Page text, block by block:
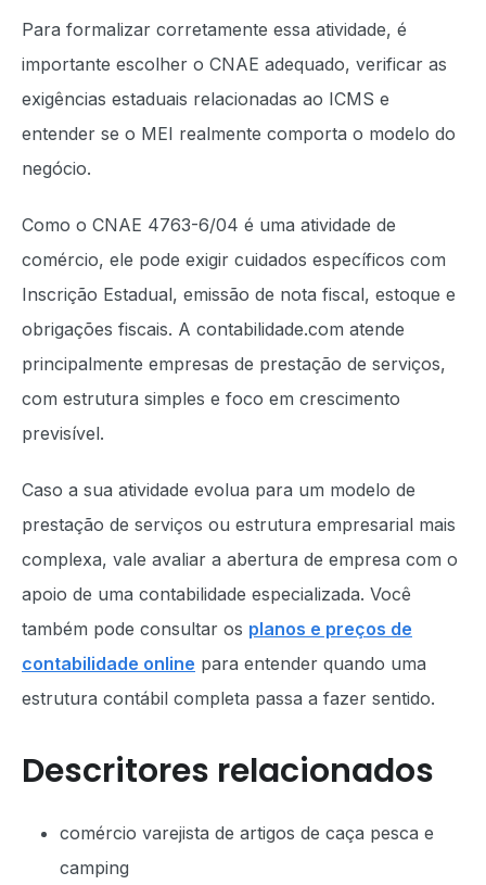
Para formalizar corretamente essa atividade, é
importante escolher o CNAE adequado, verificar as
exigências estaduais relacionadas ao ICMS e
entender se o MEI realmente comporta o modelo do
negócio.
Como o CNAE 4763-6/04 é uma atividade de
comércio, ele pode exigir cuidados específicos com
Inscrição Estadual, emissão de nota fiscal, estoque e
obrigações fiscais. A contabilidade.com atende
principalmente empresas de prestação de serviços,
com estrutura simples e foco em crescimento
previsível.
Caso a sua atividade evolua para um modelo de
prestação de serviços ou estrutura empresarial mais
complexa, vale avaliar a abertura de empresa com o
apoio de uma contabilidade especializada. Você
também pode consultar os planos e preços de
contabilidade online para entender quando uma
estrutura contábil completa passa a fazer sentido.
Descritores relacionados
comércio varejista de artigos de caça pesca e
camping